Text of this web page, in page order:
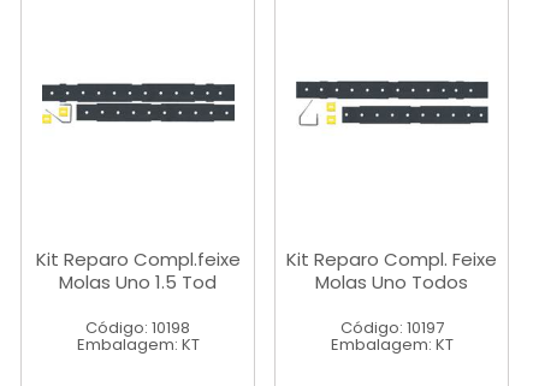
Kit Reparo Compl.feixe
Molas Uno 1.5 Tod
Código: 10198
Embalagem: KT
Kit Reparo Compl. Feixe
Molas Uno Todos
Código: 10197
Embalagem: KT